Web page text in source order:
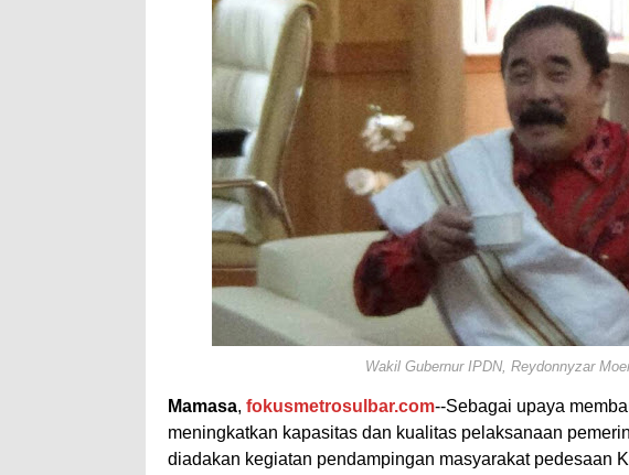
Wakil Gubernur IPDN, Reydonnyzar
Mamasa, fokusmetrosulbar.com--Sebagai upaya
meningkatkan kapasitas dan kualitas pelaksanaan
diadakan kegiatan pendampingan masyarakat pedesaan